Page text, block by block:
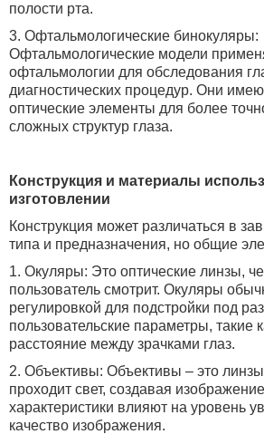
полости рта.
3. Офтальмологические бинокуляры:
Офтальмологические модели
офтальмологии для обследования
диагностических процедур. Они
оптические элементы для более
сложных структур глаза.
Конструкция и материалы
изготовлении
Конструкция может различаться в
типа и предназначения, но общие
1. Окуляры: Это оптические линзы,
пользователь смотрит. Окуляры
регулировкой для подстройки под
пользовательские параметры, такие
расстояние между зрачками глаз.
2. Объективы: Объективы – это
проходит свет, создавая
характеристики влияют на уровень
качество изображения.